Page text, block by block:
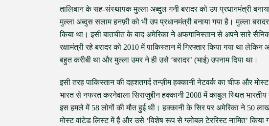
तालिबान के सह-संस्थापक मुल्ला अब्दुल गनी बरादर को उप प्रधानमंत्री
मुल्ला अब्दुस सलाम हनफ़ी को भी उप प्रधानमंत्री बनाया गया है। मुल्ला
किया था। इसी बातचीत के बाद अमेरिका ने अफगानिस्तान से अपने सारे
रक्षामंत्री रहे बरादर को 2010 में पाकिस्तान में गिरफ्तार किया गया था
बहुत करीबी था और मुल्ला उमर ने ही उसे ‘बरादर’ (भाई) उपनाम दिया था।
इसी तरह पाकिस्तान की दहशतगर्द तन्ज़ीम हक्कानी नेटवर्क का चीफ और
भारत से नफरत करनेवाला सिराजुद्दीन हक्कानी 2008 में काबुल स्थित
इस हमले में 58 लोगों की मौत हुई थी। हक्कानी के सिर पर अमेरिका ने 50
मोस्ट वांटेड लिस्ट में है और उसे ‘विशेष रूप से ग्लोबल टेररिस्ट नामित’